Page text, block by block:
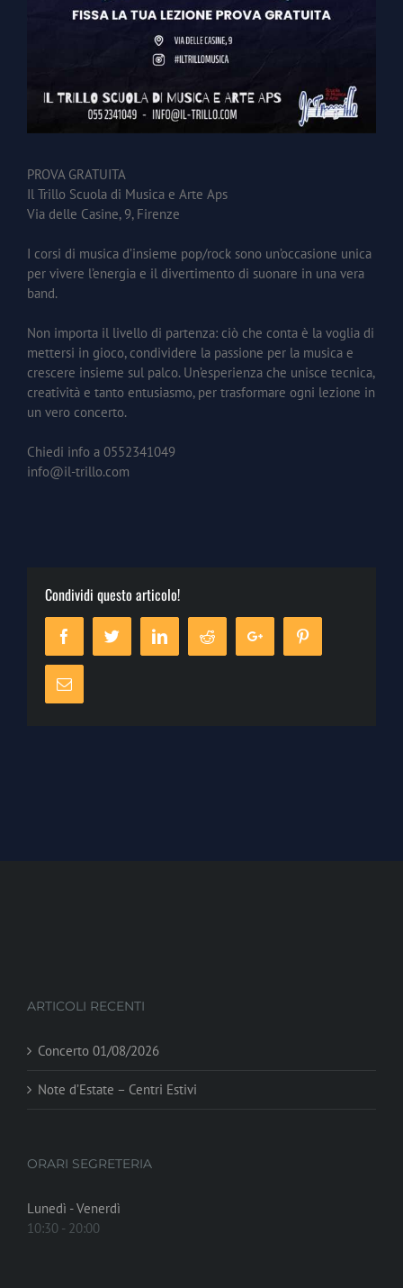
PROVA GRATUITA
Il Trillo Scuola di Musica e Arte Aps
Via delle Casine, 9, Firenze
I corsi di musica d’insieme pop/rock sono un’occasione unica
per vivere l’energia e il divertimento di suonare in una vera
band.
Non importa il livello di partenza: ciò che conta è la voglia di
mettersi in gioco, condividere la passione per la musica e
crescere insieme sul palco. Un’esperienza che unisce tecnica,
creatività e tanto entusiasmo, per trasformare ogni lezione in
un vero concerto.
Chiedi info a 0552341049
info@il-trillo.com
Condividi questo articolo!
FacebookTwitterLinkedinReddit Google+
Email
ARTICOLI RECENTI
Concerto 01/08/2026
Note d’Estate – Centri Estivi
ORARI SEGRETERIA
Lunedì - Venerdì
10:30 - 20:00